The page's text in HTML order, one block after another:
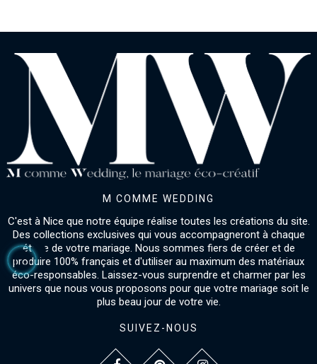
M COMME WEDDING
C'est à Nice que notre équipe réalise toutes les créations du site.
Des collections exclusives qui vous accompagneront à chaque
étape de votre mariage. Nous sommes fiers de créer et de
produire 100% français et d'utiliser au maximum des matériaux
éco-responsables. Laissez-vous surprendre et charmer par les
univers que nous vous proposons pour que votre mariage soit le
plus beau jour de votre vie.
SUIVEZ-NOUS